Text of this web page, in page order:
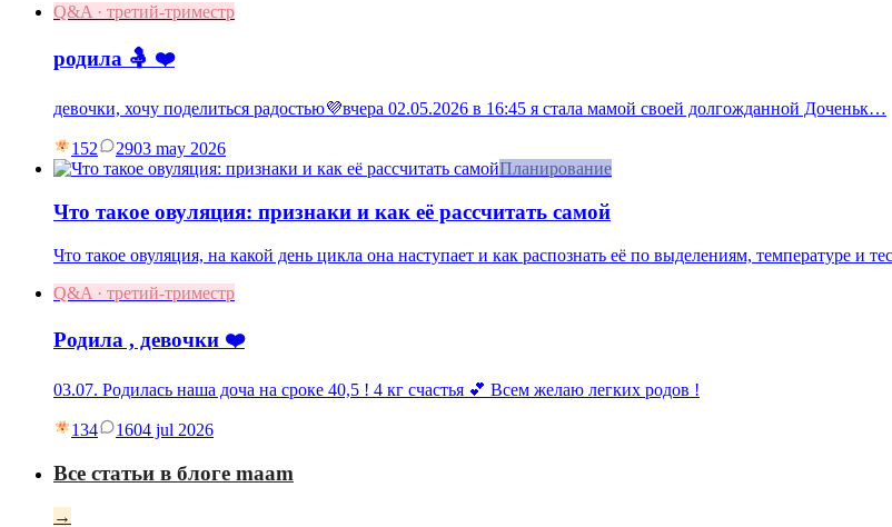
Q&A · третий-триместр
родила 🤱 ❤️
девочки, хочу поделиться радостью💜вчера 02.05.2026 в 16:45 я стала мамой своей долгожданной Доченьк…
152 2903 may 2026
Планирование
Что такое овуляция: признаки и как её рассчитать самой
Что такое овуляция, на какой день цикла она наступает и как распознать её по выделениям, температуре и
Q&A · третий-триместр
Родила , девочки ❤️
03.07. Родилась наша доча на сроке 40,5 ! 4 кг счастья 💕 Всем желаю легких родов !
134 1604 jul 2026
Все статьи в блоге maam
→